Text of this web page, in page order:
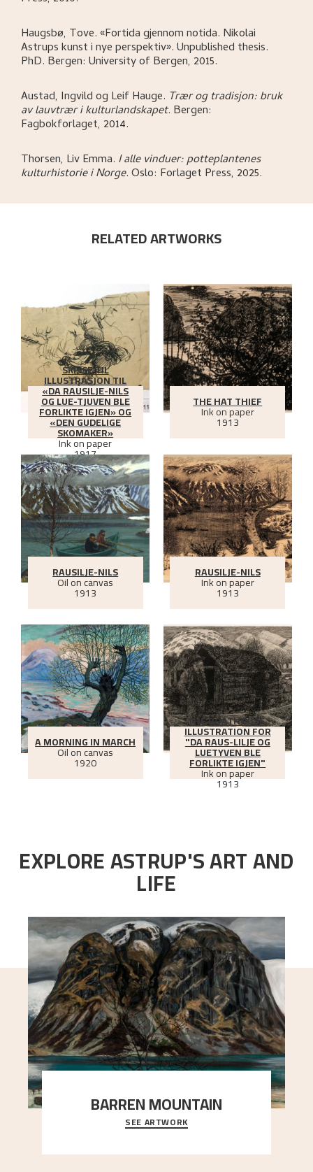
Haugsbø, Tove.«Fortida gjennom notida. Nikolai
Astrups kunst i nye perspektiv».Unpublished thesis.
PhD. Bergen: University of Bergen, 2015.
Austad, Ingvild og Leif Hauge. Trær og tradisjon: bruk
av lauvtrær i kulturlandskapet. Bergen:
Fagbokforlaget, 2014.
Thorsen, Liv Emma. I alle vinduer: potteplantenes
kulturhistorie i Norge.Oslo: Forlaget Press, 2025.
RELATED ARTWORKS
SKISSE TIL
ILLUSTRASJON TIL
«DA RAUSILJE-NILS
OG LUE-TJUVEN BLE
FORLIKTE IGJEN» OG
«DEN GUDELIGE
SKOMAKER»
Ink on paper
1917
THE HAT THIEF
Ink on paper
1913
RAUSILJE-NILS
Oil on canvas
1913
RAUSILJE-NILS
Ink on paper
1913
A MORNING IN MARCH
Oil on canvas
1920
THE BOATHOUSE.
ILLUSTRATION FOR
"DA RAUS-LILJE OG
LUETYVEN BLE
FORLIKTE IGJEN"
Ink on paper
1913
EXPLORE ASTRUP'S ART AND
LIFE
BARREN MOUNTAIN
A looming mountain dominates the picture plane
here, and stands in stark contrast to the slende
SEE ARTWORK